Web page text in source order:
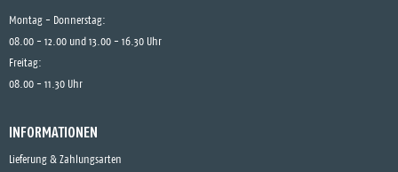
Montag - Donnerstag:
08.00 - 12.00 und 13.00 - 16.30 Uhr
Freitag:
08.00 - 11.30 Uhr
INFORMATIONEN
Lieferung & Zahlungsarten